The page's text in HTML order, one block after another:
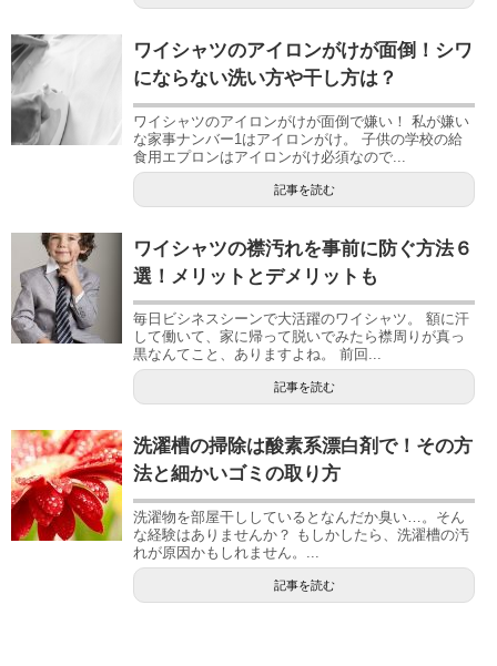
ワイシャツのアイロンがけが面倒！シワ
にならない洗い方や干し方は？
ワイシャツのアイロンがけが面倒で嫌い！ 私が嫌い
な家事ナンバー1はアイロンがけ。 子供の学校の給
食用エプロンはアイロンがけ必須なので...
記事を読む
ワイシャツの襟汚れを事前に防ぐ方法６
選！メリットとデメリットも
毎日ビシネスシーンで大活躍のワイシャツ。 額に汗
して働いて、家に帰って脱いでみたら襟周りが真っ
黒なんてこと、ありますよね。 前回...
記事を読む
洗濯槽の掃除は酸素系漂白剤で！その方
法と細かいゴミの取り方
洗濯物を部屋干ししているとなんだか臭い…。そん
な経験はありませんか？ もしかしたら、洗濯槽の汚
れが原因かもしれません。...
記事を読む